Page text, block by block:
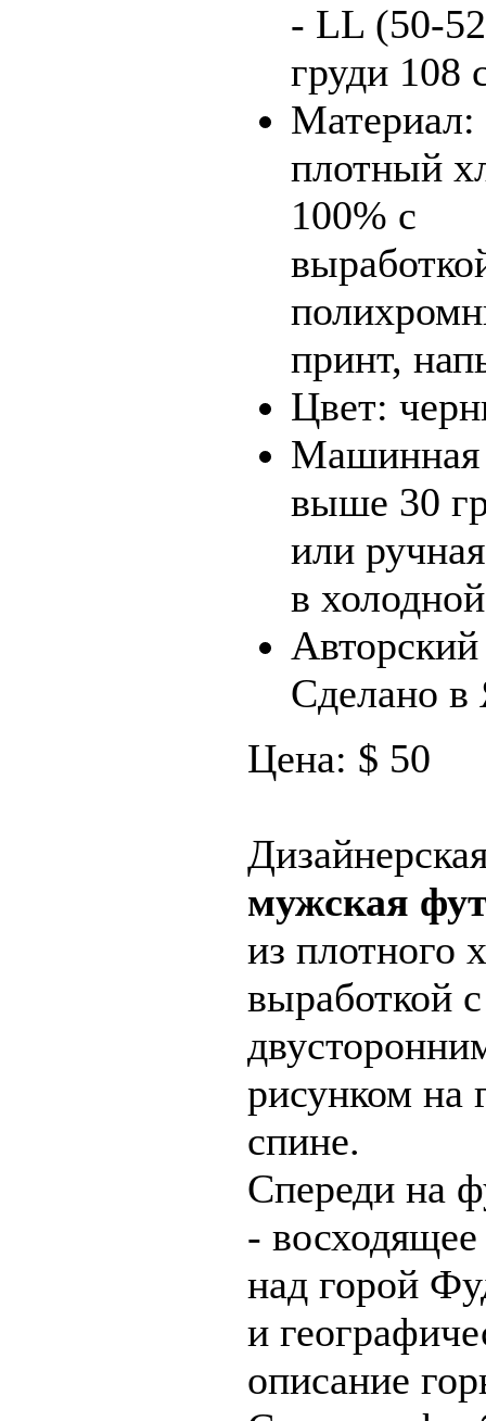
- LL (50-
груди 108
Материал:
плотный
100% с
принт,
Цвет:
Машинная
выше 30
или
в
Сделано в
Цена: $ 50
мужская
из плотного
выработкой с
рисунком на
спине.
Спереди на
-
над горой
и
описание